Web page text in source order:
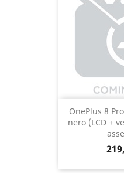
OnePlus 8
nero (LCD +